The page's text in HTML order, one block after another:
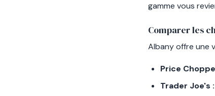
gamme vous
Comparer les
Albany offre une
Price
Trader Joe's :